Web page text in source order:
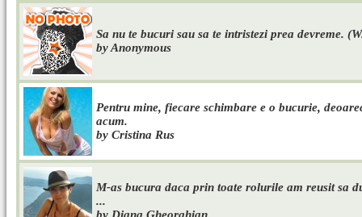
Sa nu te bucuri sau sa te intristezi prea devreme.
by Anonymous
Pentru mine, fiecare schimbare e o bucurie,
acum.
by Cristina Rus
M-as bucura daca prin toate rolurile am reusit sa
...